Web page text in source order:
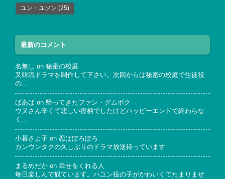
ユン・ユソン (25)
最新のコメント
名無し on 秘密の校庭
又韓流ドラマを制作して下さい。次回からは秘密の校庭で生徒役
の…
ばあば on 帰ってきたファン・グムボク
ウヌさん辛くて悲しい役柄でしたけどハッピーエンドで終わらな
く…
小暮さよ子 on 恋はぽろぽろ
カンウンタクの久しぶりのドラマ放送待っています
まるめだか on 幸せをくれる人
毎日楽しんで観ています。ハユン役の子がかわいくてたまりませ